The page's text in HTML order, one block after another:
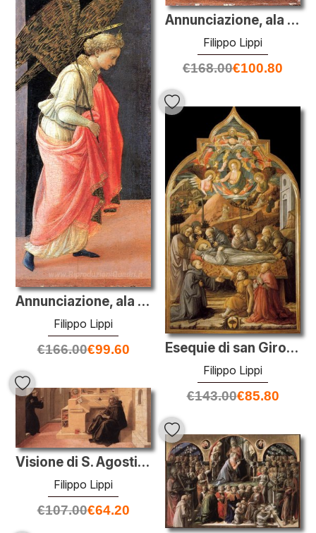
Annunciazione, ala destra
Filippo Lippi
€168.00€100.80
Annunciazione, ala sinistra
Filippo Lippi
€166.00€99.60 Esequie di san Girolamo
Filippo Lippi
€143.00€85.80
Visione di S. Agostino
Filippo Lippi
€107.00€64.20